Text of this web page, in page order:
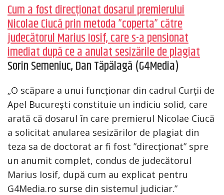
Cum a fost direcționat dosarul premierului
Nicolae Ciucă prin metoda ”coperta” către
judecătorul Marius Iosif, care s-a pensionat
imediat după ce a anulat sesizările de plagiat
Sorin Semeniuc, Dan Tăpălagă (G4Media)
„O scăpare a unui funcționar din cadrul Curții de
Apel București constituie un indiciu solid, care
arată că dosarul în care premierul Nicolae Ciucă
a solicitat anularea sesizărilor de plagiat din
teza sa de doctorat ar fi fost ”direcționat” spre
un anumit complet, condus de judecătorul
Marius Iosif, după cum au explicat pentru
G4Media.ro surse din sistemul judiciar.”